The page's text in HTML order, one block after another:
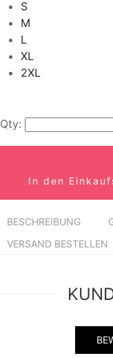
S
M
L
XL
2XL
Qty:
In den
BESCHREIBUNG
VERSAND BESTELLEN